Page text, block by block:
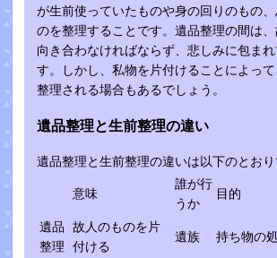
が生前使っていたものや身の回りのもの
のを整理することです。遺品整理の間は
向き合わなければならず、悲しみに包まれ
す。しかし、私物を片付けることによっ
整理される場合もあるでしょう。
遺品整理と生前整理の違い
遺品整理と生前整理の違いは以下のとおり
意味
誰が行
うか
目的
遺品
整理
故人のものを片
付ける
遺族 持ち物の